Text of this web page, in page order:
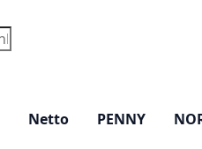
Netto PENNY